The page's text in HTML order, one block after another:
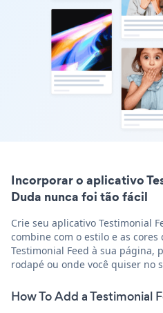
Incorporar o aplicativo
Duda nunca foi tão fácil
Crie seu aplicativo Testimonial
combine com o estilo e as
Testimonial Feed à sua página,
rodapé ou onde você quiser no
How To Add a Testimonial